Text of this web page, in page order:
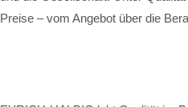
Preise – vom Angebot über die